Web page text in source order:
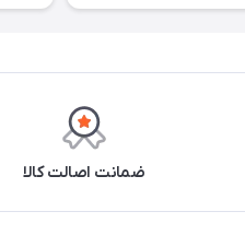
ضمانت اصالت کالا